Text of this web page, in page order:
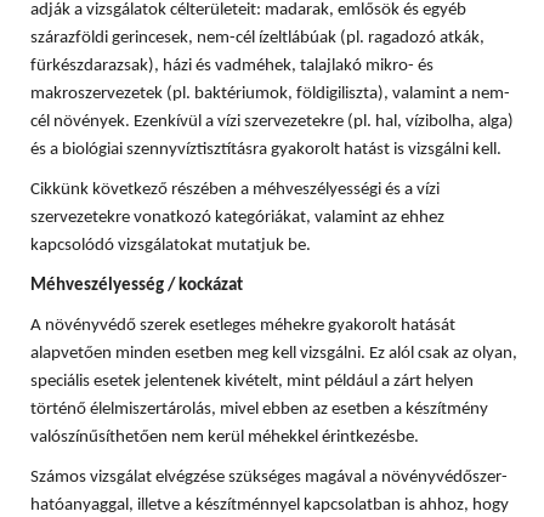
adják a vizsgálatok célterületeit: madarak, emlősök és egyéb
szárazföldi gerincesek, nem-cél ízeltlábúak (pl. ragadozó atkák,
fürkészdarazsak), házi és vadméhek, talajlakó mikro- és
makroszervezetek (pl. baktériumok, földigiliszta), valamint a nem-
cél növények. Ezenkívül a vízi szervezetekre (pl. hal, vízibolha, alga)
és a biológiai szennyvíztisztításra gyakorolt hatást is vizsgálni kell.
Cikkünk következő részében a méhveszélyességi és a vízi
szervezetekre vonatkozó kategóriákat, valamint az ehhez
kapcsolódó vizsgálatokat mutatjuk be.
Méhveszélyesség / kockázat
A növényvédő szerek esetleges méhekre gyakorolt hatását
alapvetően minden esetben meg kell vizsgálni. Ez alól csak az olyan,
speciális esetek jelentenek kivételt, mint például a zárt helyen
történő élelmiszertárolás, mivel ebben az esetben a készítmény
valószínűsíthetően nem kerül méhekkel érintkezésbe.
Számos vizsgálat elvégzése szükséges magával a növényvédőszer-
hatóanyaggal, illetve a készítménnyel kapcsolatban is ahhoz, hogy